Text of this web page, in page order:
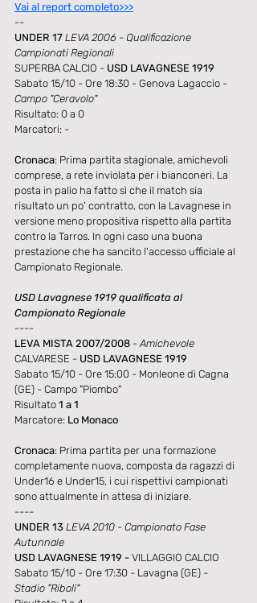
Vai al report completo>>>
--
UNDER 17 LEVA 2006 - Qualificazione
Campionati Regionali
SUPERBA CALCIO - USD LAVAGNESE 1919
Sabato 15/10 - Ore 18:30 - Genova Lagaccio -
Campo "Ceravolo"
Risultato: 0 a 0
Marcatori: -
Cronaca: Prima partita stagionale, amichevoli
comprese, a rete inviolata per i bianconeri. La
posta in palio ha fatto sì che il match sia
risultato un po' contratto, con la Lavagnese in
versione meno propositiva rispetto alla partita
contro la Tarros. In ogni caso una buona
prestazione che ha sancito l'accesso ufficiale al
Campionato Regionale.
USD Lavagnese 1919 qualificata al
Campionato Regionale
----
LEVA MISTA 2007/2008 - Amichevole
CALVARESE - USD LAVAGNESE 1919
Sabato 15/10 - Ore 15:00 - Monleone di Cagna
(GE) - Campo "Piombo"
Risultato 1 a 1
Marcatore: Lo Monaco
Cronaca: Prima partita per una formazione
completamente nuova, composta da ragazzi di
Under16 e Under15, i cui rispettivi campionati
sono attualmente in attesa di iniziare.
----
UNDER 13 LEVA 2010 - Campionato Fase
Autunnale
USD LAVAGNESE 1919 - VILLAGGIO CALCIO
Sabato 15/10 - Ore 17:30 - Lavagna (GE) -
Stadio "Riboli"